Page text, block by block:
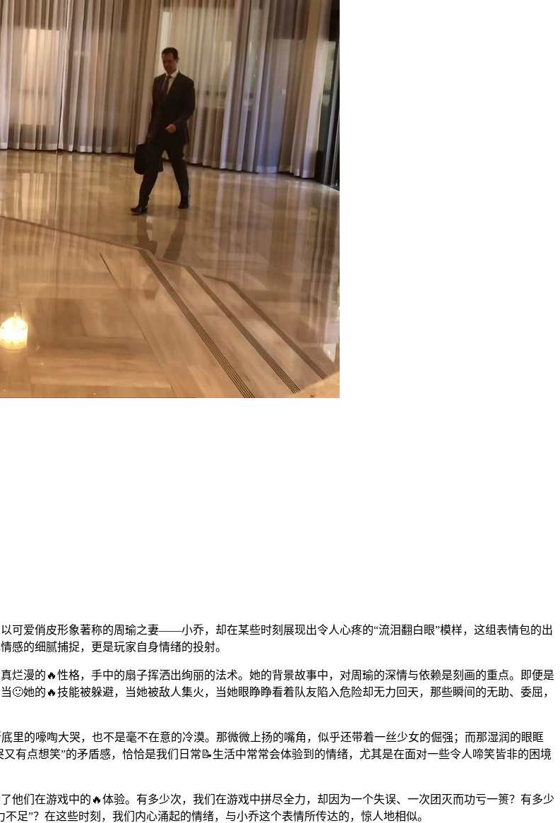
可爱俏皮形象著称的周瑜之妻——小乔，却在某些时刻展现出令人心疼的“流泪翻白眼”模样，这组表情包的出
感的细腻捕捉，更是玩家自身情绪的投射。
烂漫的🔥性格，手中的扇子挥洒出绚丽的法术。她的背景故事中，对周瑜的深情与依赖是刻画的重点。即便是
她的🔥技能被躲避，当她被敌人集火，当她眼睁睁看着队友陷入危险却无力回天，那些瞬间的无助、委屈，
里的嚎啕大哭，也不是毫不在意的冷漠。那微微上扬的嘴角，似乎还带着一丝少女的倔强；而那湿润的眼眶
有点想笑”的矛盾感，恰恰是我们日常📝生活中常常会体验到的情绪，尤其是在面对一些令人啼笑皆非的困境
他们在游戏中的🔥体验。有多少次，我们在游戏中拼尽全力，却因为一个失误、一次团灭而功亏一篑？有多少
足”？在这些时刻，我们内心涌起的情绪，与小乔这个表情所传达的，惊人地相似。